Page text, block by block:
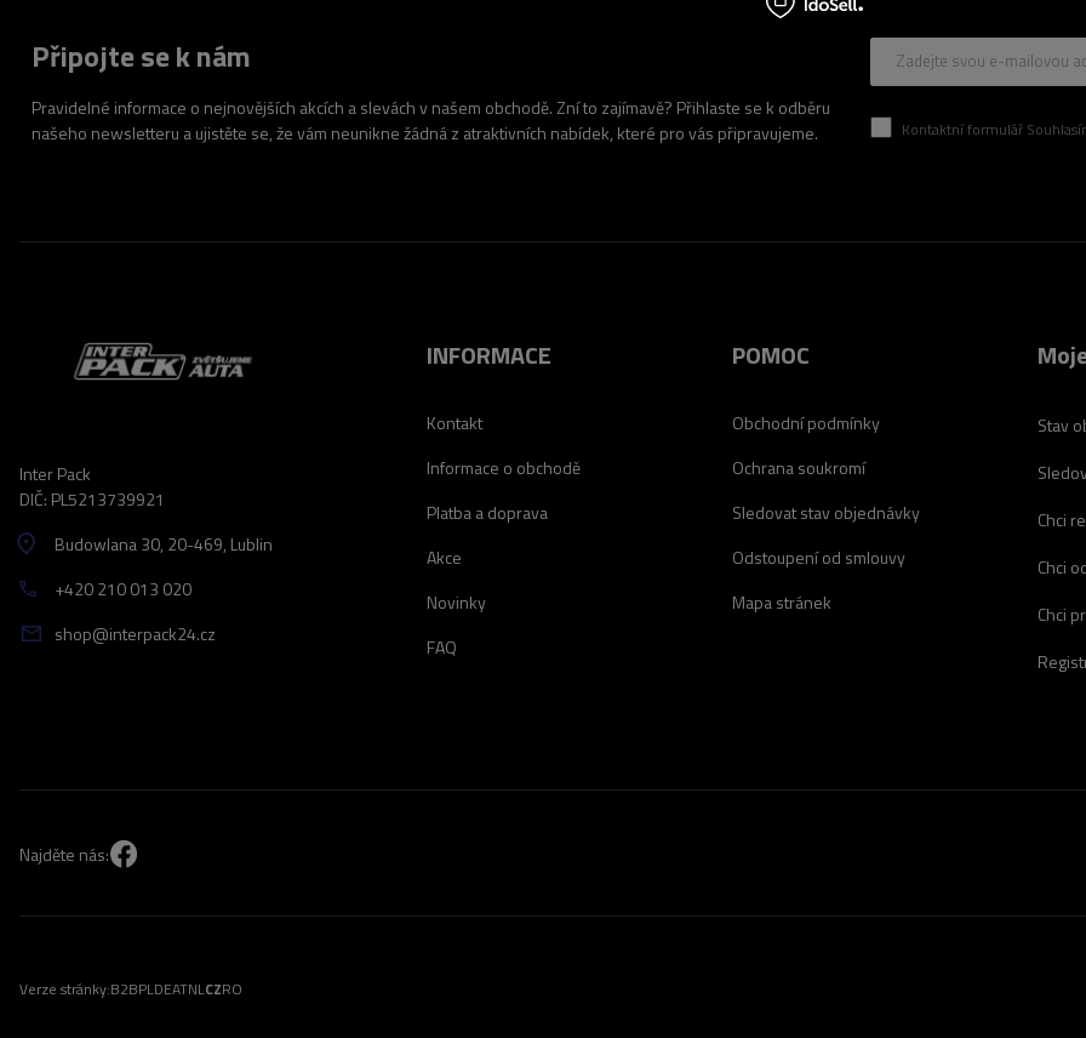
Připojte se k nám
Pravidelné informace o nejnovějších akcích a slevách v našem obchodě. Zní to zajímavě? Přihlaste se k odběru
našeho newsletteru a ujistěte se, že vám neunikne žádná z atraktivních nabídek, které pro vás připravujeme.
Zadejte svou e-mailovou
Kontaktní formulář Souhlasím se
Inter Pack
DIČ: PL5213739921
Budowlana 30, 20-469, Lublin
+420 210 013 020
shop@interpack24.cz
INFORMACE
Kontakt
Informace o obchodě
Platba a doprava
Akce
Novinky
FAQ
POMOC
Obchodní podmínky
Ochrana soukromí
Sledovat stav objednávky
Odstoupení od smlouvy
Mapa stránek
Stav
Chci
Chci
Chci
Najděte nás:
Verze stránky:B2BPLDEATNLCZRO